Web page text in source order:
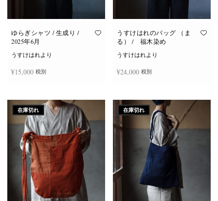
ゆらぎシャツ / 生成り /
2025年6月
うすけはれより
¥15,000 税別
うすけはれのバッグ （ま
る） / 福木染め
うすけはれより
¥24,000 税別
在庫切れ 在庫切れ